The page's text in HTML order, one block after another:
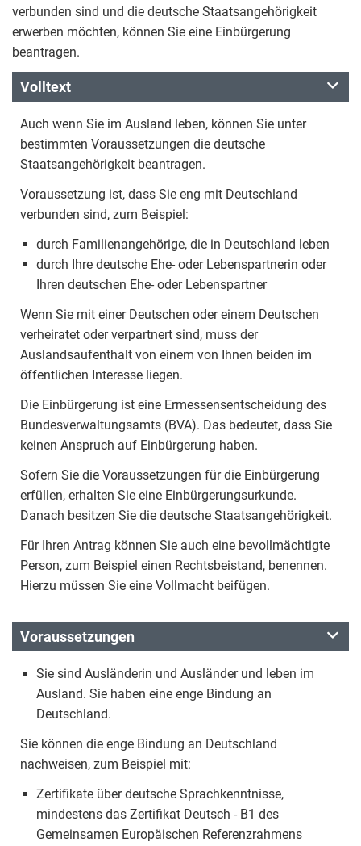
verbunden sind und die deutsche Staatsangehörigkeit
erwerben möchten, können Sie eine Einbürgerung
beantragen.
Volltext
Auch wenn Sie im Ausland leben, können Sie unter
bestimmten Voraussetzungen die deutsche
Staatsangehörigkeit beantragen.
Voraussetzung ist, dass Sie eng mit Deutschland
verbunden sind, zum Beispiel:
durch Familienangehörige, die in Deutschland leben
durch Ihre deutsche Ehe- oder Lebenspartnerin oder
Ihren deutschen Ehe- oder Lebenspartner
Wenn Sie mit einer Deutschen oder einem Deutschen
verheiratet oder verpartnert sind, muss der
Auslandsaufenthalt von einem von Ihnen beiden im
öffentlichen Interesse liegen.
Die Einbürgerung ist eine Ermessensentscheidung des
Bundesverwaltungsamts (BVA). Das bedeutet, dass Sie
keinen Anspruch auf Einbürgerung haben.
Sofern Sie die Voraussetzungen für die Einbürgerung
erfüllen, erhalten Sie eine Einbürgerungsurkunde.
Danach besitzen Sie die deutsche Staatsangehörigkeit.
Für Ihren Antrag können Sie auch eine bevollmächtigte
Person, zum Beispiel einen Rechtsbeistand, benennen.
Hierzu müssen Sie eine Vollmacht beifügen.
Voraussetzungen
Sie sind Ausländerin und Ausländer und leben im
Ausland. Sie haben eine enge Bindung an
Deutschland.
Sie können die enge Bindung an Deutschland
nachweisen, zum Beispiel mit:
Zertifikate über deutsche Sprachkenntnisse,
mindestens das Zertifikat Deutsch - B1 des
Gemeinsamen Europäischen Referenzrahmens